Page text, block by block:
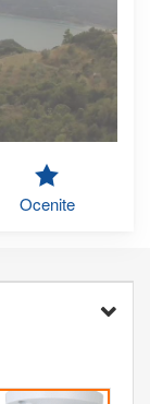
Ocenite